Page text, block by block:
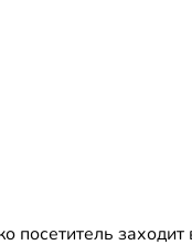
посетитель